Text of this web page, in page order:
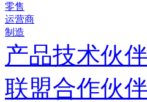
零售
运营商
制造
产品技术伙伴
联盟合作伙伴